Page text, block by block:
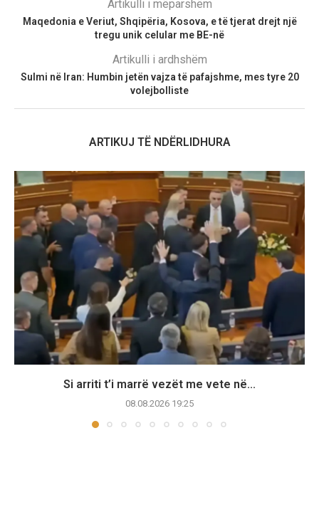
Artikulli i mëparshëm
Maqedonia e Veriut, Shqipëria, Kosova, e të tjerat drejt një
tregu unik celular me BE-në
Artikulli i ardhshëm
​Sulmi në Iran: Humbin jetën vajza të pafajshme, mes tyre 20
volejbolliste
ARTIKUJ TË NDËRLIDHURA
Si arriti t’i marrë vezët me vete në...
08.08.2026 19:25